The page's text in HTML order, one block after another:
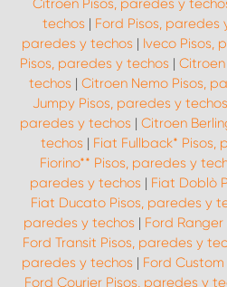
Citroen Pisos, paredes y
techos | Ford Pisos, paredes
paredes y techos | Iveco Pisos,
Pisos, paredes y techos |
techos | Citroen Nemo Pisos,
Jumpy Pisos, paredes y techos
paredes y techos | Citroen
techos | Fiat Fullback* Pisos,
Fiorino** Pisos, paredes y
paredes y techos | Fiat Doblò
Fiat Ducato Pisos, paredes y
paredes y techos | Ford
Ford Transit Pisos, paredes y
paredes y techos | Ford
Ford Courier Pisos, paredes y